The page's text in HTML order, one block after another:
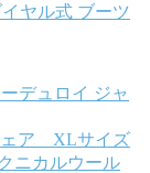
ヤル式 ブーツ
デュロイ ジャ
ェア XLサイズ
ニカルウール